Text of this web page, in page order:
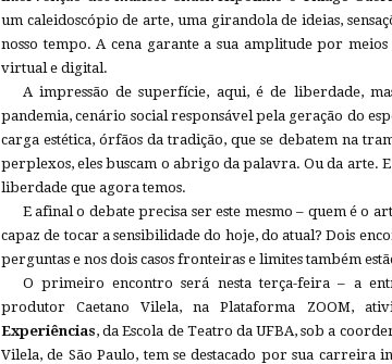
um caleidoscópio de arte, uma girandola de ideias,
nosso tempo. A cena garante a sua amplitude por
virtual e digital.
A impressão de superfície, aqui, é de liberdade,
pandemia, cenário social responsável pela geração do
carga estética, órfãos da tradição, que se debatem na
perplexos, eles buscam o abrigo da palavra. Ou da arte.
liberdade que agora temos.
E afinal o debate precisa ser este mesmo – quem é o
capaz de tocar a sensibilidade do hoje, do atual? Dois
perguntas e nos dois casos fronteiras e limites também
O primeiro encontro será nesta terça-feira – a
produtor Caetano Vilela, na Plataforma ZOOM,
Experiências, da Escola de Teatro da UFBA, sob a
Vilela, de São Paulo, tem se destacado por sua